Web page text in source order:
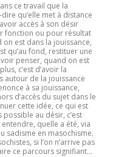
ce travail que la
qu’elle met à distance
accès à son désir
fonction ou pour résultat
est dans la jouissance,
qu’au fond, restituer une
penser, quand on est
c’est d’avoir la
autour de la jouissance
à sa jouissance,
d’accès du sujet dans le
cette idée, ce qui est
au désir, c’est
quelle a été, via
sadisme en masochisme.
si l’on n’arrive pas
ce parcours signifiant…